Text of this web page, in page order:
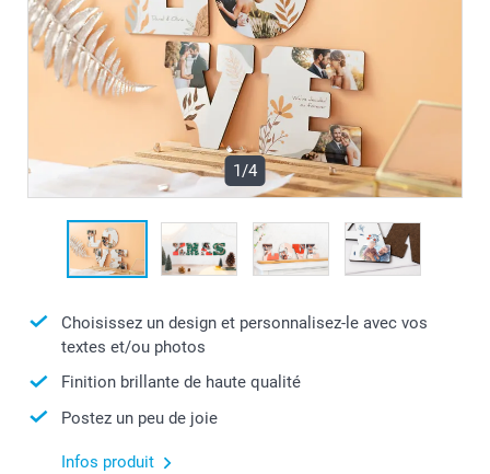
1/4
Choisissez un design et personnalisez-le avec vos
textes et/ou photos
Finition brillante de haute qualité
Postez un peu de joie
Infos produit